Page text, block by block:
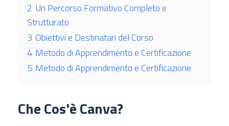
2 Un Percorso Formativo Completo e
Strutturato
3 Obiettivi e Destinatari del Corso
4 Metodo di Apprendimento e Certificazione
5 Metodo di Apprendimento e Certificazione
Che Cos'è Canva?